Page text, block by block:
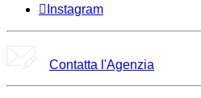
Instagram
Contatta l'Agenzia